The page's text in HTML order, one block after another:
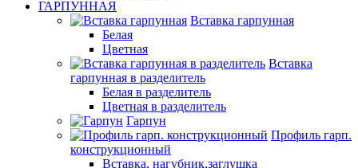
ГАРПУННАЯ
Вставка гарпунная
Белая
Цветная
Вставка
гарпунная в разделитель
Белая в разделитель
Цветная в разделитель
Гарпун
Профиль гарп.
конструкционный
Вставка, нагубник,заглушка